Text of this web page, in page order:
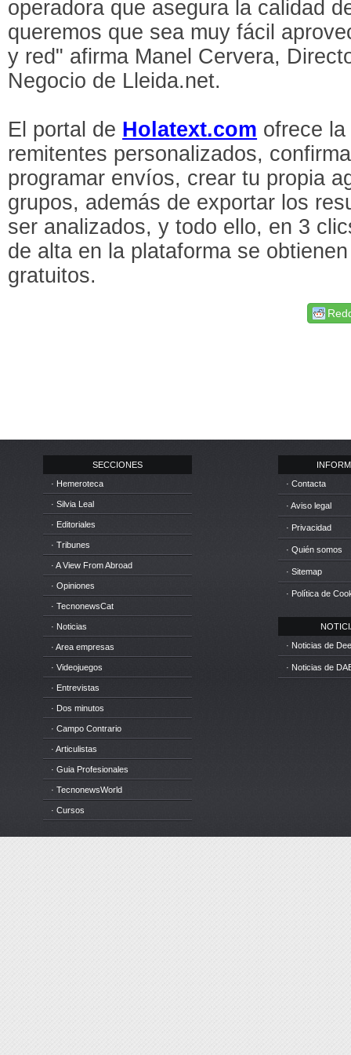
operadora que asegura la calidad
queremos que sea muy fácil
y red" afirma Manel Cervera,
Negocio de Lleida.net.
El portal de Holatext.com ofrece
remitentes personalizados,
programar envíos, crear tu propia
grupos, además de exportar los
ser analizados, y todo ello, en 3
de alta en la plataforma se
gratuitos.
SECCIONES
· Hemeroteca
· Silvia Leal
· Editoriales
· Tribunes
· A View From Abroad
· Opiniones
· TecnonewsCat
· Noticias
· Area empresas
· Videojuegos
· Entrevistas
· Dos minutos
· Campo Contrario
· Articulistas
· Guia Profesionales
· TecnonewsWorld
· Cursos
· Contacta
· Aviso legal
· Privacidad
· Quién somos
· Sitemap
· Política de
· Noticias de
· Noticias de